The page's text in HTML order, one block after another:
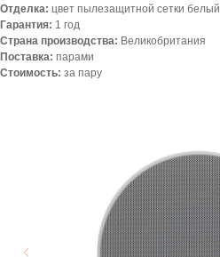
Отделка: цвет пылезащитной сетки белый
Гарантия: 1 год
Страна производства: Великобритания
Поставка: парами
Стоимость: за пару